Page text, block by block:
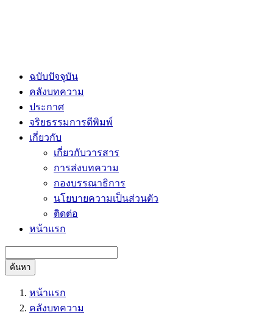
ฉบับปัจจุบัน
คลังบทความ
ประกาศ
จริยธรรมการตีพิมพ์
เกี่ยวกับ
เกี่ยวกับวารสาร
การส่งบทความ
กองบรรณาธิการ
นโยบายความเป็นส่วนตัว
ติดต่อ
หน้าแรก
ค้นหา
หน้าแรก
คลังบทความ